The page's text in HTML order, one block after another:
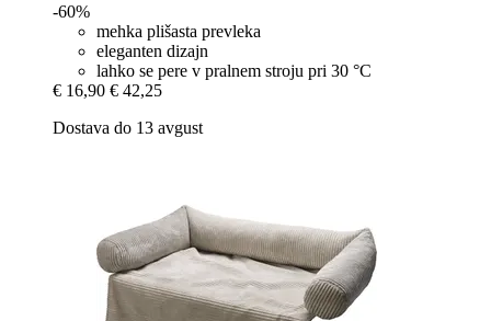
-60%
mehka plišasta prevleka
eleganten dizajn
lahko se pere v pralnem stroju pri 30 °C
€ 16,90 € 42,25
Dostava do 13 avgust